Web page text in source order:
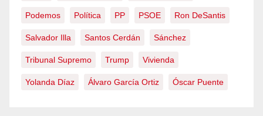
Podemos Política PP PSOE Ron DeSantis
Salvador Illa Santos Cerdán Sánchez
Tribunal Supremo Trump Vivienda
Yolanda Díaz Álvaro García Ortiz Óscar Puente